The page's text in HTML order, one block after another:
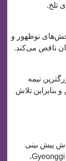
تلخ.
نوظهور و
نیمه
بنابراین تلاش
سال خوشه خراش پیش بینی
شده، که همچنان به استخراج Yongin، استان Gyeonggi،